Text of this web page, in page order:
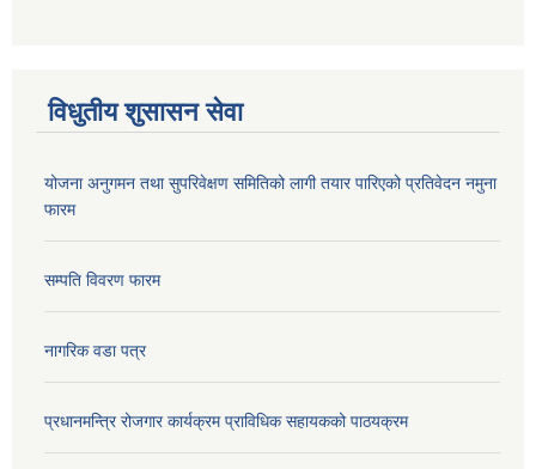
विधुतीय शुसासन सेवा
योजना अनुगमन तथा सुपरिवेक्षण समितिको लागी तयार पारिएको प्रतिवेदन नमुना
फारम
सम्पति विवरण फारम
नागरिक वडा पत्र
प्रधानमन्त्रि रोजगार कार्यक्रम प्राविधिक सहायकको पाठयक्रम